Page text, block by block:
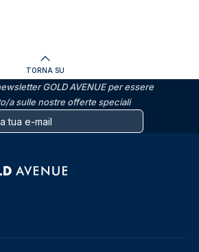
TORNA SU
GOLD AVENUE per essere
a sulle nostre offerte speciali